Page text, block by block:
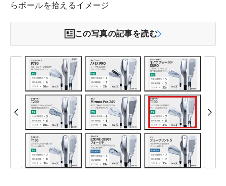
らボールを拾えるイメージ
この写真の記事を読む